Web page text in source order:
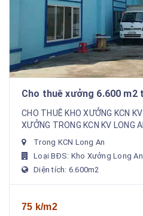
Cho thuê xưởng 6.600
long an giá 75k/m2
CHO THUÊ KHO XƯỞNG KCN
XƯỞNG TRONG KCN KV LONG
XƯỞNG MỚI 100%- Tổng diện
tích xưởng 6600m...
Trong KCN Long An
Loại BĐS: Kho Xưởng Long An
Diện tích: 6.600m2
75 k/m2